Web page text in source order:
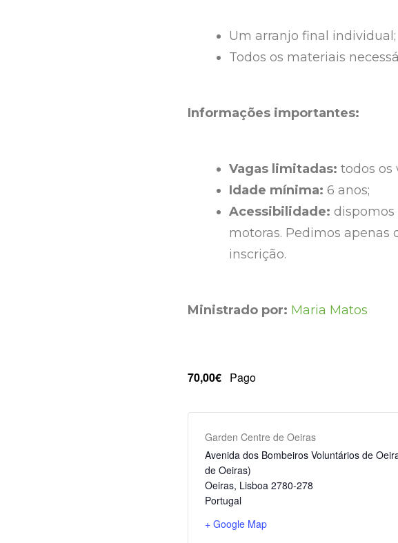
Um arranjo final individual;
Todos os materiais
Informações importantes:
Vagas limitadas: todos os
Idade mínima: 6 anos;
Acessibilidade: dispomos
motoras. Pedimos apenas
inscrição.
Ministrado por: Maria Matos
70,00€ Pago
Garden Centre de Oeiras
Avenida dos Bombeiros Voluntários de
de Oeiras)
Oeiras, Lisboa 2780-278
Portugal
+ Google Map